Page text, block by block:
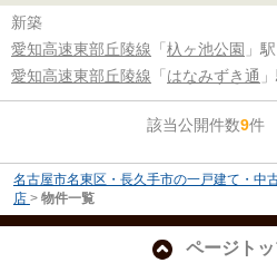
新築
愛知高速東部丘陵線 「 杁ヶ池公園 」駅
愛知高速東部丘陵線 「 はなみずき通
該当公開件数9件
名古屋市名東区・長久手市の一戸建て・中
店 > 物件一覧
ページト